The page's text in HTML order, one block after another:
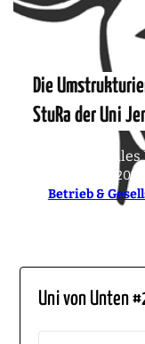
Die
StuRa der Uni
Ein
13. November 2019
Betrieb &
Uni von Unten